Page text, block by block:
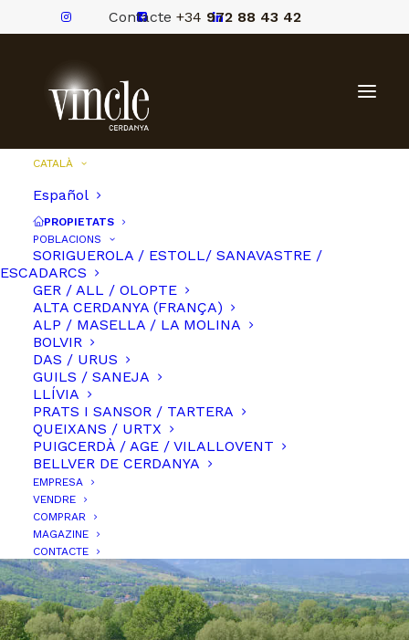
Contacte +34 972 88 43 42
CATALÀ
Español
PROPIETATS
POBLACIONS
SORIGUEROLA / ESTOLL/ SANAVASTRE /
ESCADARCS
GER / ALL / OLOPTE
ALTA CERDANYA (FRANÇA)
ALP / MASELLA / LA MOLINA
BOLVIR
DAS / URUS
GUILS / SANEJA
LLÍVIA
PRATS I SANSOR / TARTERA
QUEIXANS / URTX
PUIGCERDÀ / AGE / VILALLOVENT
BELLVER DE CERDANYA
EMPRESA
VENDRE
COMPRAR
MAGAZINE
CONTACTE